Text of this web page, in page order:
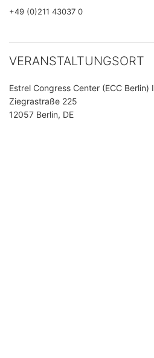
+49 (0)211 43037 0
VERANSTALTUNGSORT
Estrel Congress Center (ECC Berlin)
Ziegrastraße 225
12057 Berlin, DE